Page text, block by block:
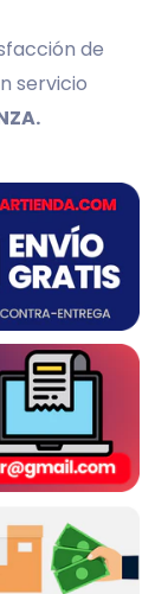
de
servicio